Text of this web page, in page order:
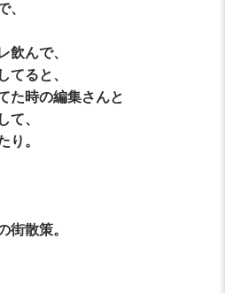
、
飲んで、
てると、
た時の編集さんと
て、
り。
街散策。